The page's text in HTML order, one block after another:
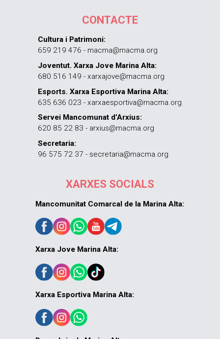
CONTACTE
Cultura i Patrimoni:
659 219 476 - macma@macma.org
Joventut. Xarxa Jove Marina Alta:
680 516 149 - xarxajove@macma.org
Esports. Xarxa Esportiva Marina Alta:
635 636 023 - xarxaesportiva@macma.org
Servei Mancomunat d’Arxius:
620 85 22 83 - arxius@macma.org
Secretaria:
96 575 72 37 - secretaria@macma.org
XARXES SOCIALS
Mancomunitat Comarcal de la Marina Alta:
Xarxa Jove Marina Alta:
Xarxa Esportiva Marina Alta: